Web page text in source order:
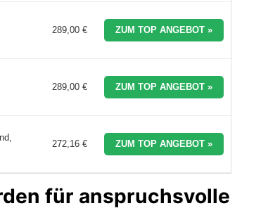
289,00 € ZUM TOP ANGEBOT »
289,00 € ZUM TOP ANGEBOT »
272,16 € ZUM TOP ANGEBOT »
für anspruchsvolle